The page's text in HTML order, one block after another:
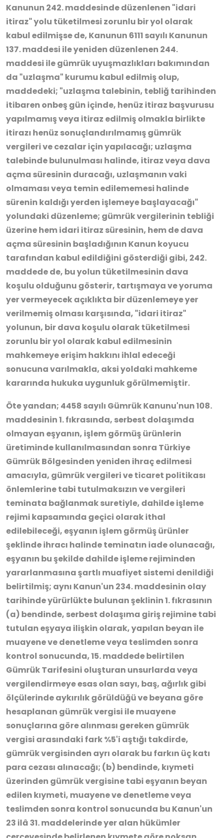
Kanunun 242. maddesinde düzenlenen "idari
itiraz" yolu tüketilmesi zorunlu bir yol olarak
kabul edilmişse de, Kanunun 6111 sayılı Kanunun
137. maddesi ile yeniden düzenlenen 244.
maddesi ile gümrük uyuşmazlıkları bakımından
da "uzlaşma" kurumu kabul edilmiş olup,
maddedeki; "uzlaşma talebinin, tebliğ tarihinden
itibaren onbeş gün içinde, henüz itiraz başvurusu
yapılmamış veya itiraz edilmiş olmakla birlikte
itirazı henüz sonuçlandırılmamış gümrük
vergileri ve cezalar için yapılacağı; uzlaşma
talebinde bulunulması halinde, itiraz veya dava
açma süresinin duracağı, uzlaşmanın vaki
olmaması veya temin edilememesi halinde
sürenin kaldığı yerden işlemeye başlayacağı"
yolundaki düzenleme; gümrük vergilerinin tebliği
üzerine hem idari itiraz süresinin, hem de dava
açma süresinin başladığının Kanun koyucu
tarafından kabul edildiğini gösterdiği gibi, 242.
maddede de, bu yolun tüketilmesinin dava
koşulu olduğunu gösterir, tartışmaya ve yoruma
yer vermeyecek açıklıkta bir düzenlemeye yer
verilmemiş olması karşısında, "idari itiraz"
yolunun, bir dava koşulu olarak tüketilmesi
zorunlu bir yol olarak kabul edilmesinin
mahkemeye erişim hakkını ihlal edeceği
sonucuna varılmakla, aksi yoldaki mahkeme
kararında hukuka uygunluk görülmemiştir.
Öte yandan; 4458 sayılı Gümrük Kanunu'nun 108.
maddesinin 1. fıkrasında, serbest dolaşımda
olmayan eşyanın, işlem görmüş ürünlerin
üretiminde kullanılmasından sonra Türkiye
Gümrük Bölgesinden yeniden ihraç edilmesi
amacıyla, gümrük vergileri ve ticaret politikası
önlemlerine tabi tutulmaksızın ve vergileri
teminata bağlanmak suretiyle, dahilde işleme
rejimi kapsamında geçici olarak ithal
edilebileceği, eşyanın işlem görmüş ürünler
şeklinde ihracı halinde teminatın iade olunacağı,
eşyanın bu şekilde dahilde işleme rejiminden
yararlanmasına şartlı muafiyet sistemi denildiği
belirtilmiş; aynı Kanun'un 234. maddesinin olay
tarihinde yürürlükte bulunan şeklinin 1. fıkrasının
(a) bendinde, serbest dolaşıma giriş rejimine tabi
tutulan eşyaya ilişkin olarak, yapılan beyan ile
muayene ve denetleme veya teslimden sonra
kontrol sonucunda, 15. maddede belirtilen
Gümrük Tarifesini oluşturan unsurlarda veya
vergilendirmeye esas olan sayı, baş, ağırlık gibi
ölçülerinde aykırılık görüldüğü ve beyana göre
hesaplanan gümrük vergisi ile muayene
sonuçlarına göre alınması gereken gümrük
vergisi arasındaki fark %5'i aştığı takdirde,
gümrük vergisinden ayrı olarak bu farkın üç katı
para cezası alınacağı; (b) bendinde, kıymeti
üzerinden gümrük vergisine tabi eşyanın beyan
edilen kıymeti, muayene ve denetleme veya
teslimden sonra kontrol sonucunda bu Kanun'un
23 ilâ 31. maddelerinde yer alan hükümler